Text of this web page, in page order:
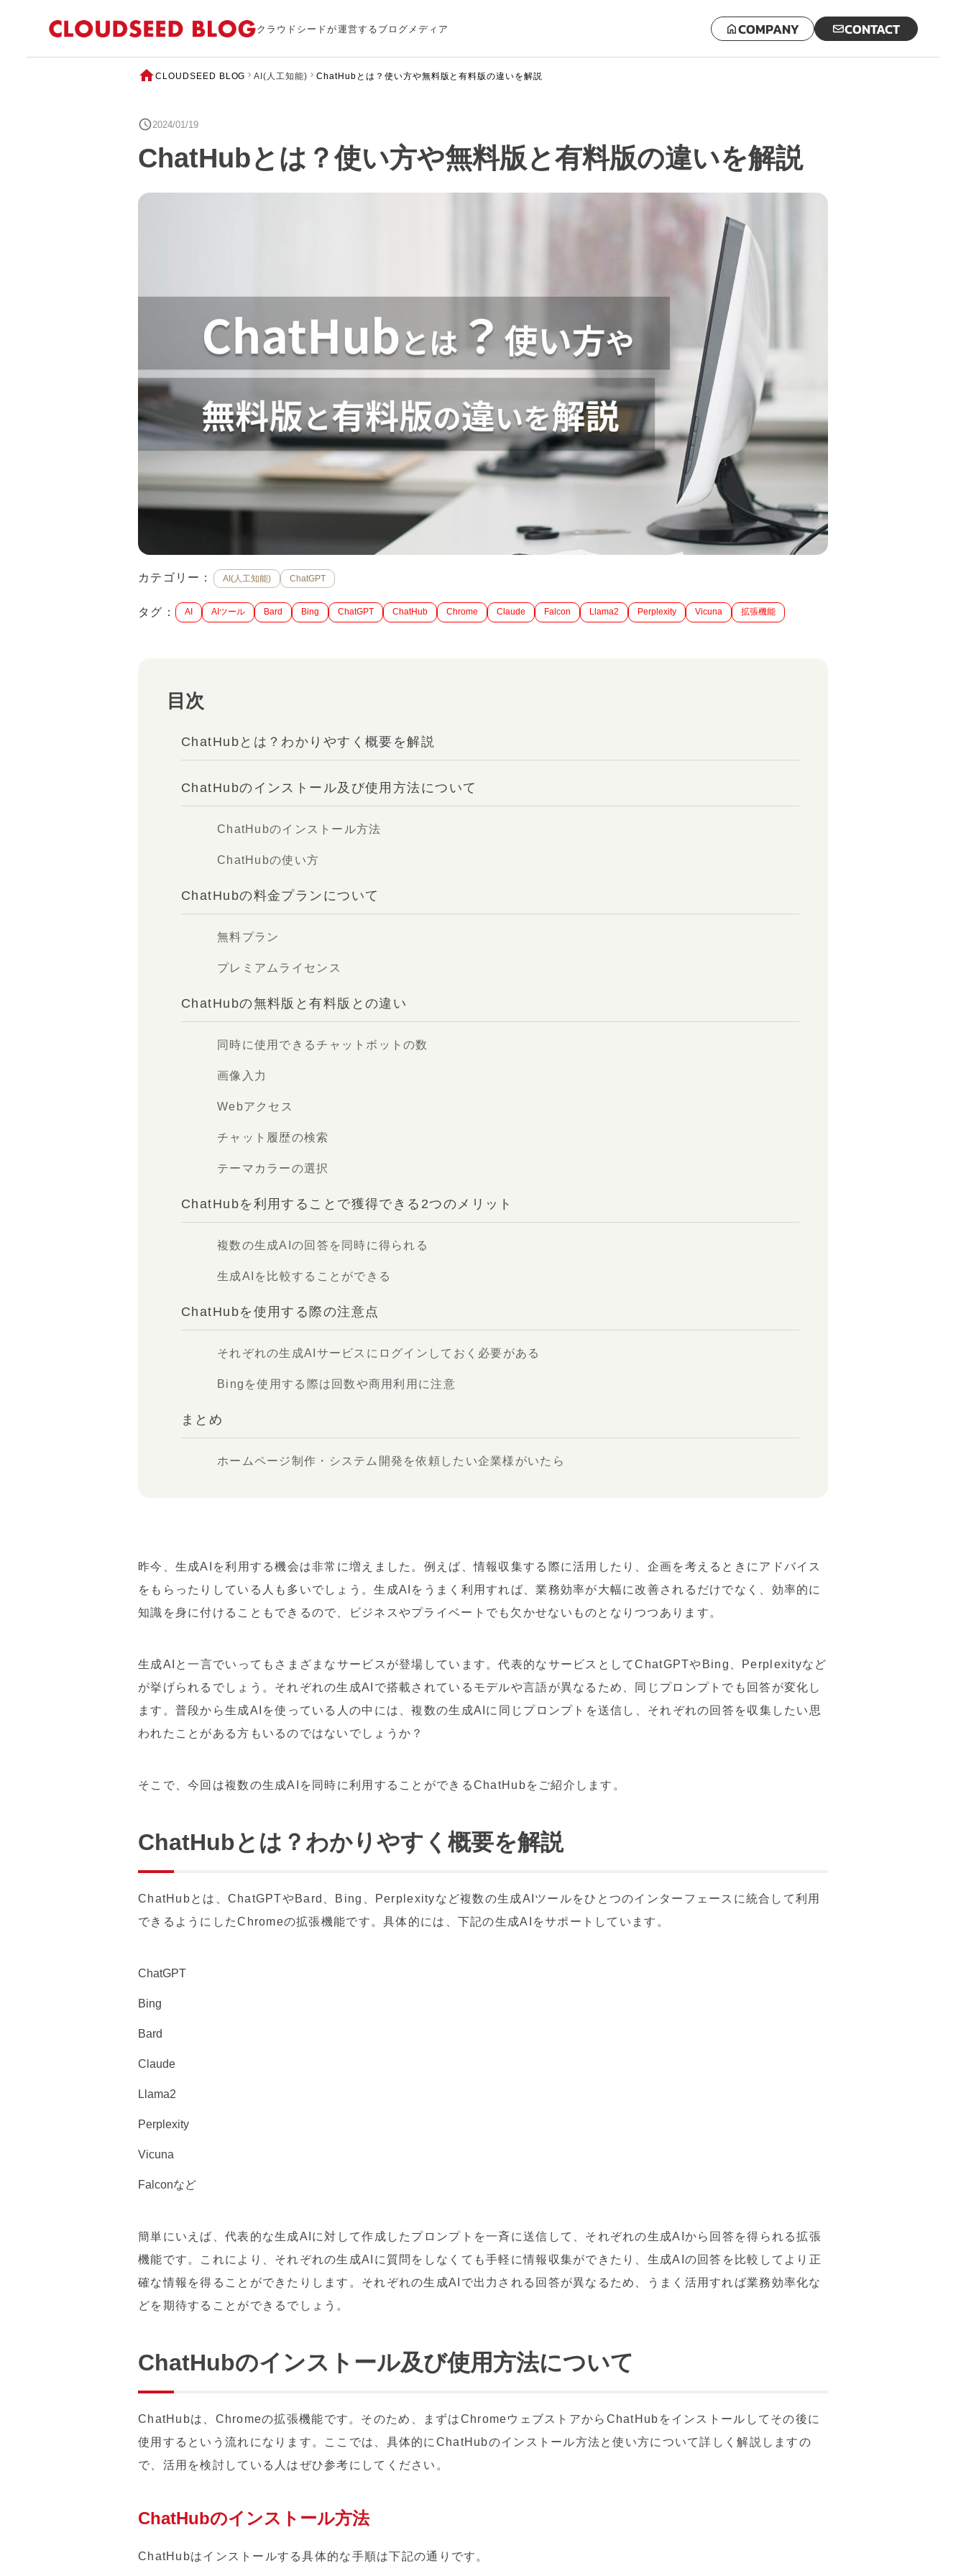
クラウドシードが運営するブログメディア COMPANY CONTACT
CLOUDSEED BLOG AI(人工知能) ChatHubとは？使い方や無料版と有料版の違いを解説
2024/01/19
ChatHubとは？使い方や無料版と有料版の違いを解説
カテゴリー： AI(人工知能) ChatGPT
タグ： AI AIツール Bard Bing ChatGPT ChatHub Chrome Claude Falcon Llama2 Perplexity Vicuna 拡張機能
目次
ChatHubとは？わかりやすく概要を解説
ChatHubのインストール及び使用方法について
ChatHubのインストール方法
ChatHubの使い方
ChatHubの料金プランについて
無料プラン
プレミアムライセンス
ChatHubの無料版と有料版との違い
同時に使用できるチャットボットの数
画像入力
Webアクセス
チャット履歴の検索
テーマカラーの選択
ChatHubを利用することで獲得できる2つのメリット
複数の生成AIの回答を同時に得られる
生成AIを比較することができる
ChatHubを使用する際の注意点
それぞれの生成AIサービスにログインしておく必要がある
Bingを使用する際は回数や商用利用に注意
まとめ
ホームページ制作・システム開発を依頼したい企業様がいたら
昨今、生成AIを利用する機会は非常に増えました。例えば、情報収集する際に活用したり、企画を考えるときにアドバイス
をもらったりしている人も多いでしょう。生成AIをうまく利用すれば、業務効率が大幅に改善されるだけでなく、効率的に
知識を身に付けることもできるので、ビジネスやプライベートでも欠かせないものとなりつつあります。
生成AIと一言でいってもさまざまなサービスが登場しています。代表的なサービスとしてChatGPTやBing、Perplexityなど
が挙げられるでしょう。それぞれの生成AIで搭載されているモデルや言語が異なるため、同じプロンプトでも回答が変化し
ます。普段から生成AIを使っている人の中には、複数の生成AIに同じプロンプトを送信し、それぞれの回答を収集したい思
われたことがある方もいるのではないでしょうか？
そこで、今回は複数の生成AIを同時に利用することができるChatHubをご紹介します。
ChatHubとは？わかりやすく概要を解説
ChatHubとは、ChatGPTやBard、Bing、Perplexityなど複数の生成AIツールをひとつのインターフェースに統合して利用
できるようにしたChromeの拡張機能です。具体的には、下記の生成AIをサポートしています。
ChatGPT
Bing
Bard
Claude
Llama2
Perplexity
Vicuna
Falconなど
簡単にいえば、代表的な生成AIに対して作成したプロンプトを一斉に送信して、それぞれの生成AIから回答を得られる拡張
機能です。これにより、それぞれの生成AIに質問をしなくても手軽に情報収集ができたり、生成AIの回答を比較してより正
確な情報を得ることができたりします。それぞれの生成AIで出力される回答が異なるため、うまく活用すれば業務効率化な
どを期待することができるでしょう。
ChatHubのインストール及び使用方法について
ChatHubは、Chromeの拡張機能です。そのため、まずはChromeウェブストアからChatHubをインストールしてその後に
使用するという流れになります。ここでは、具体的にChatHubのインストール方法と使い方について詳しく解説しますの
で、活用を検討している人はぜひ参考にしてください。
ChatHubのインストール方法
ChatHubはインストールする具体的な手順は下記の通りです。